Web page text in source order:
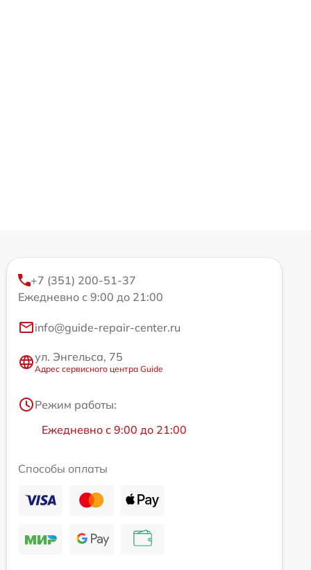
+7 (351) 200-51-37
Ежедневно с 9:00 до 21:00
info@guide-repair-center.ru
ул. Энгельса, 75
Адрес сервисного центра Guide
Режим работы:
Ежедневно с 9:00 до 21:00
Способы оплаты